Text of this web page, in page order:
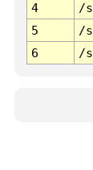
4
/
5
/
6
/